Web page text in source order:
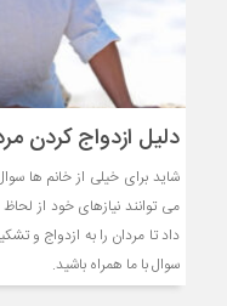
دلیل ازدواج کردن
شاید برای خیلی از خانم ها
می توانند نیازهای خود از
داد تا مردان را به ازدواج و
سوال با ما همراه باشید.